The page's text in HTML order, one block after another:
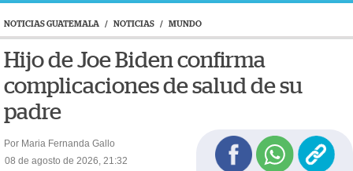
NOTICIAS GUATEMALA / NOTICIAS / MUNDO
Hijo de Joe Biden confirma
complicaciones de salud de su
padre
Por Maria Fernanda Gallo
08 de agosto de 2026, 21:32